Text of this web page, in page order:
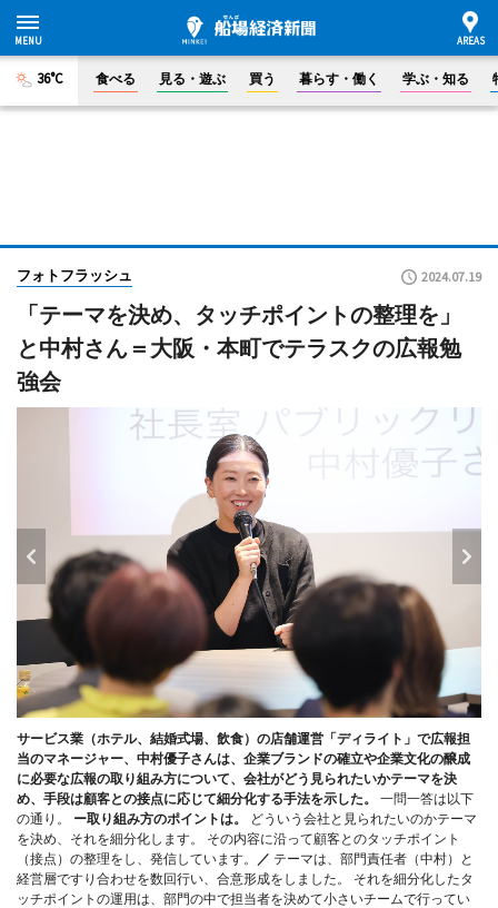
36°C 食べる 見る・遊ぶ 買う 暮らす・働く 学ぶ・知る
フォトフラッシュ 2024.07.19
「テーマを決め、タッチポイントの整理を」
と中村さん＝大阪・本町でテラスクの広報勉
強会
サービス業（ホテル、結婚式場、飲食）の店舗運営「ディライト」で広報担
当のマネージャー、中村優子さんは、企業ブランドの確立や企業文化の醸成
に必要な広報の取り組み方について、会社がどう見られたいかテーマを決
め、手段は顧客との接点に応じて細分化する手法を示した。
一問一答は以下
の通り。 ー取り組み方のポイントは。
どういう会社と見られたいのかテーマ
を決め、それを細分化します。 その内容に沿って顧客とのタッチポイント
（接点）の整理をし、発信しています。
／ テーマは、部門責任者（中村）と
経営層ですり合わせを数回行い、合意形成をしました。 それを細分化したタ
ッチポイントの運用は、部門の中で担当者を決めて小さいチームで行ってい